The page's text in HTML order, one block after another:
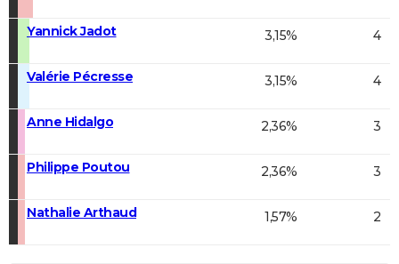
Yannick Jadot 3,15% 4
Valérie Pécresse 3,15% 4
Anne Hidalgo 2,36% 3
Philippe Poutou 2,36% 3
Nathalie Arthaud 1,57% 2